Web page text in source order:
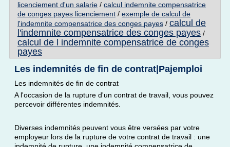
licenciement d'un salarie / calcul indemnite compensatrice
de conges payes licenciement / exemple de calcul de
l'indemnite compensatrice des conges payes / calcul de
l'indemnite compensatrice des conges payes /
calcul de l indemnite compensatrice de conges
payes
Les indemnités de fin de contrat|Pajemploi
Les indemnités de fin de contrat
A l'occasion de la rupture d'un contrat de travail, vous pouvez
percevoir différentes indemnités.
Diverses indemnités peuvent vous être versées par votre
employeur lors de la rupture de votre contrat de travail : une